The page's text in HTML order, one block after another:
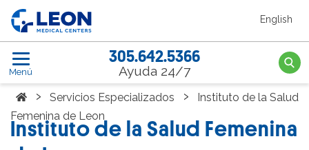
Saltar al contenido principal
English
LEON Medical Centers home link
Menú
305.642.5366
Ayuda 24/7
Home
› Servicios Especializados ›
Instituto de la Salud
Femenina de Leon
Instituto de la Salud Femenina